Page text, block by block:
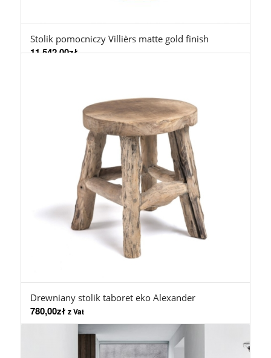
Stolik pomocniczy Villièrs matte gold finish
11.542,00zł
Drewniany stolik taboret eko Alexander
780,00zł z Vat